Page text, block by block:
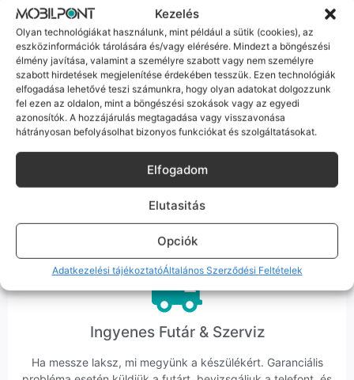
Kezelés
Olyan technológiákat használunk, mint például a sütik (cookies), az
eszközinformációk tárolására és/vagy elérésére. Mindezt a böngészési
élmény javítása, valamint a személyre szabott vagy nem személyre
szabott hirdetések megjelenítése érdekében tesszük. Ezen technológiák
elfogadása lehetővé teszi számunkra, hogy olyan adatokat dolgozzunk
fel ezen az oldalon, mint a böngészési szokások vagy az egyedi
azonosítók. A hozzájárulás megtagadása vagy visszavonása
hátrányosan befolyásolhat bizonyos funkciókat és szolgáltatásokat.
Elfogadom
Elutasitás
Opciók
Adatkezelési tájékoztatóÁltalános Szerződési Feltételek
Nem egy arctalan webshop vagyunk: ha kérdésed van, élő
ember veszi fel a telefont, és személyesen is megtalálsz
minket Szegeden.
Hibázni emberi dolog, de a felelősségvállalás nálunk alap.
hanem megoldást. Szakértő kollégáink azonnal kézbe
veszik az ügyedet.
Ingyenes Futár & Szerviz
Ha messze laksz, mi megyünk a készülékért. Garanciális